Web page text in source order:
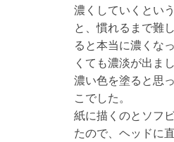
濃くしていくとい
と、慣れるまで難
ると本当に濃くな
くても濃淡が出ま
濃い色を塗ると思
こでした。
紙に描くのとソフ
たので、ヘッドに